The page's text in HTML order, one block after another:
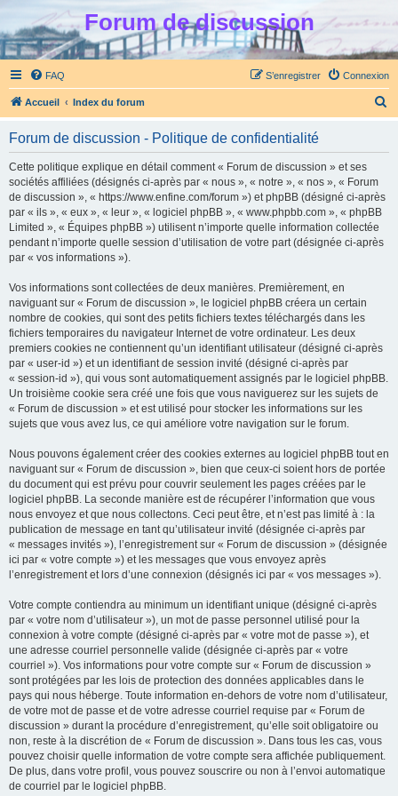
Forum de discussion
FAQ Connexion
S’enregistrer
Accueil Index du forum
Forum de discussion - Politique de confidentialité
Cette politique explique en détail comment « Forum de discussion » et ses
sociétés affiliées (désignés ci-après par « nous », « notre », « nos », « Forum
de discussion », « https://www.enfine.com/forum ») et phpBB (désigné ci-après
par « ils », « eux », « leur », « logiciel phpBB », « www.phpbb.com », « phpBB
Limited », « Équipes phpBB ») utilisent n’importe quelle information collectée
pendant n’importe quelle session d’utilisation de votre part (désignée ci-après
par « vos informations »).
Vos informations sont collectées de deux manières. Premièrement, en
naviguant sur « Forum de discussion », le logiciel phpBB créera un certain
nombre de cookies, qui sont des petits fichiers textes téléchargés dans les
fichiers temporaires du navigateur Internet de votre ordinateur. Les deux
premiers cookies ne contiennent qu’un identifiant utilisateur (désigné ci-après
par « user-id ») et un identifiant de session invité (désigné ci-après par
« session-id »), qui vous sont automatiquement assignés par le logiciel phpBB.
Un troisième cookie sera créé une fois que vous naviguerez sur les sujets de
« Forum de discussion » et est utilisé pour stocker les informations sur les
sujets que vous avez lus, ce qui améliore votre navigation sur le forum.
Nous pouvons également créer des cookies externes au logiciel phpBB tout en
naviguant sur « Forum de discussion », bien que ceux-ci soient hors de portée
du document qui est prévu pour couvrir seulement les pages créées par le
logiciel phpBB. La seconde manière est de récupérer l’information que vous
nous envoyez et que nous collectons. Ceci peut être, et n’est pas limité à : la
publication de message en tant qu’utilisateur invité (désignée ci-après par
« messages invités »), l’enregistrement sur « Forum de discussion » (désignée
ici par « votre compte ») et les messages que vous envoyez après
l’enregistrement et lors d’une connexion (désignés ici par « vos messages »).
Votre compte contiendra au minimum un identifiant unique (désigné ci-après
par « votre nom d’utilisateur »), un mot de passe personnel utilisé pour la
connexion à votre compte (désigné ci-après par « votre mot de passe »), et
une adresse courriel personnelle valide (désignée ci-après par « votre
courriel »). Vos informations pour votre compte sur « Forum de discussion »
sont protégées par les lois de protection des données applicables dans le
pays qui nous héberge. Toute information en-dehors de votre nom d’utilisateur,
de votre mot de passe et de votre adresse courriel requise par « Forum de
discussion » durant la procédure d’enregistrement, qu’elle soit obligatoire ou
non, reste à la discrétion de « Forum de discussion ». Dans tous les cas, vous
pouvez choisir quelle information de votre compte sera affichée publiquement.
De plus, dans votre profil, vous pouvez souscrire ou non à l’envoi automatique
de courriel par le logiciel phpBB.